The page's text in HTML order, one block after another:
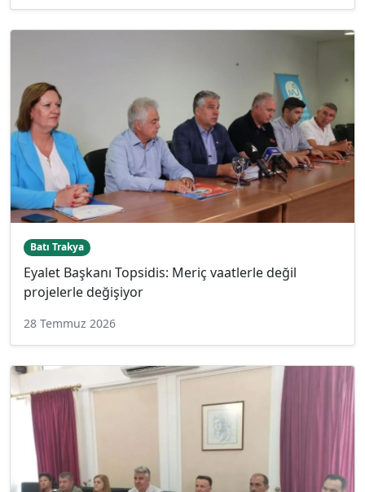
Batı Trakya
Eyalet Başkanı Topsidis: Meriç vaatlerle değil
projelerle değişiyor
28 Temmuz 2026